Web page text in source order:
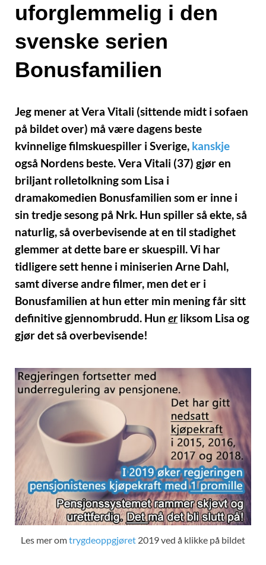
uforglemmelig i den
svenske serien
Bonusfamilien
Jeg mener at Vera Vitali (sittende midt i sofaen
på bildet over) må være dagens beste
kvinnelige filmskuespiller i Sverige, kanskje
også Nordens beste. Vera Vitali (37) gjør en
briljant rolletolkning som Lisa i
dramakomedien Bonusfamilien som er inne i
sin tredje sesong på Nrk. Hun spiller så ekte, så
naturlig, så overbevisende at en til stadighet
glemmer at dette bare er skuespill. Vi har
tidligere sett henne i miniserien Arne Dahl,
samt diverse andre filmer, men det er i
Bonusfamilien at hun etter min mening får sitt
definitive gjennombrudd. Hun er liksom Lisa og
gjør det så overbevisende!
Les mer omtrygdeoppgjøret 2019 ved å klikke på bildet